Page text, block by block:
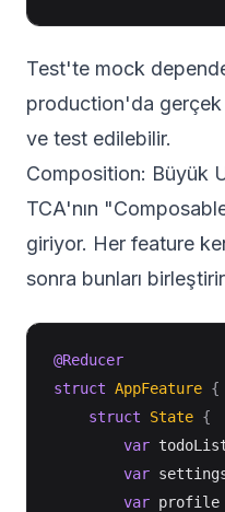
Test'te mock
production'da
ve test edilebilir.
Composition: Büyük
TCA'nın
giriyor. Her feature
sonra bunları
@Reducer
struct AppFeature {
struct
State {
var
var
var profile